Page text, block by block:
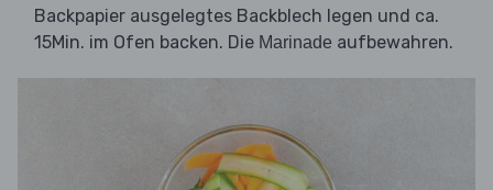
Backpapier ausgelegtes Backblech legen und ca.
15Min. im Ofen backen. Die Marinade aufbewahren.